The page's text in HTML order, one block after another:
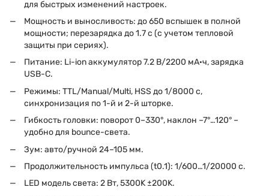
для быстрых изменений настроек.
Мощность и выносливость: до 650 вспышек в полной
мощности; перезарядка до 1.7 с (с учетом тепловой
защиты при сериях).
Питание: Li-ion аккумулятор 7.2 В/2200 мА·ч, зарядка
USB-C.
Режимы: TTL/Manual/Multi, HSS до 1/8000 с,
синхронизация по 1-й и 2-й шторке.
Гибкость головки: поворот 0–330°, наклон –7°…120° –
удобно для bounce-света.
Зум: авто/ручной 24–105 мм.
Продолжительность импульса (t0.1): 1/600…1/20000 с.
LED модель света: 2 Вт, 5300K ±200K.